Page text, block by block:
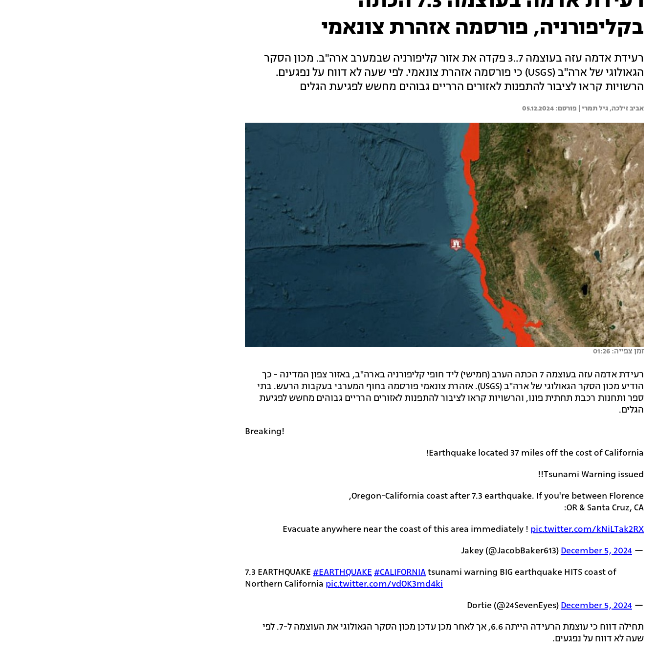
בקליפורניה, פורסמה אזהרת צונאמי
רעידת אדמה עזה בעוצמה 7..3 פקדה את אזור קליפורניה שבמערב ארה"ב. מכון הסקר
הגאולוגי של ארה"ב (USGS) כי פורסמה אזהרת צונאמי. לפי שעה לא דווח על נפגעים.
הרשויות קראו לציבור להתפנות לאזורים הרריים גבוהים מחשש לפגיעת הגלים
אביב זילכה, גיל תמרי | 05.12.2024
זמן צפייה: 01:26
רעידת אדמה עזה בעוצמה 7 הכתה הערב (חמישי) ליד חופי קליפורניה בארה"ב, באזור צפון המדינה - כך
הודיע מכון הסקר הגאולוגי של ארה"ב (USGS). אזהרת צונאמי פורסמה בחוף המערבי בעקבות הרעש. בתי
ספר ותחנות רכבת תחתית פונו, והרשויות קראו לציבור להתפנות לאזורים הרריים גבוהים מחשש לפגיעת
הגלים.
Breaking!
Earthquake located 37 miles off the cost of California!
Tsunami Warning issued!!
Oregon-California coast after 7.3 earthquake. If you're between Florence,
OR & Santa Cruz, CA:
Evacuate anywhere near the coast of this area immediately ! pic.twitter.com/kNiLTak2RX
— Jakey (@JacobBaker613)
December 5, 2024
7.3 EARTHQUAKE #EARTHQUAKE#CALIFORNIAtsunami warning BIG earthquake HITS coast of
Northern California pic.twitter.com/vdOK3md4ki
— Dortie (@24SevenEyes)
December 5, 2024
תחילה דווח כי עוצמת הרעידה הייתה 6.6, אך לאחר מכן עדכן מכון הסקר הגאולוגי את העוצמה ל-7. לפי
שעה לא דווח על נפגעים.